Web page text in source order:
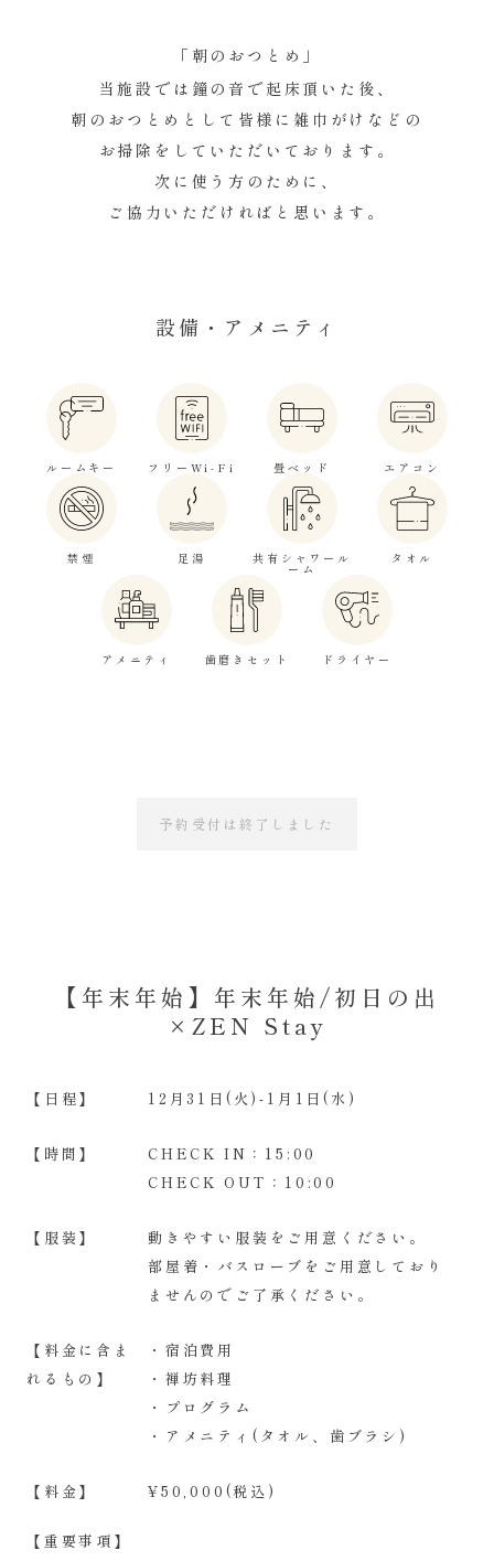
「朝のおつとめ」
当施設では鐘の音で起床頂いた後、
朝のおつとめとして​皆様に雑巾がけなどの
お掃除をしていただいております。
次に使う方のために、
​ご協力いただければと思います。
設備・アメニティ
ルームキー フリーWi-Fi 畳ベッド エアコン
禁煙 足湯 共有シャワール
ーム
タオル
アメニティ 歯磨きセット ドライヤー
予約受付は終了しました
【年末年始】年末年始/初日の出
×ZEN Stay
【日程】 12月31日(火)-1月1日(水)
【時間】
CHECK IN：15:00
CHECK OUT：10:00
【服装】
動きやすい服装をご用意ください。
部屋着・バスローブをご用意しており
ませんのでご了承ください。
【料金に含ま
れるもの】
・宿泊費用
・禅坊料理
・プログラム
​・アメニティ(タオル、歯ブラシ)
【料金】 ¥50,000(税込)
【重要事項】